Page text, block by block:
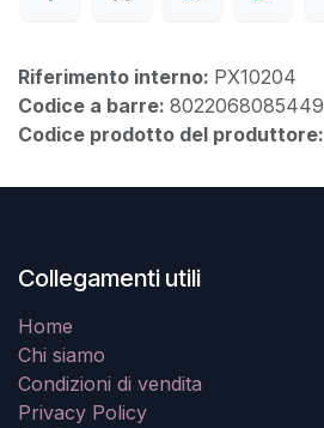
Riferimento interno: PX10204
Codice a barre: 8022068085449
Codice prodotto del produttore:
Collegamenti utili
Home
Chi siamo
Condizioni di vendita
Privacy Policy